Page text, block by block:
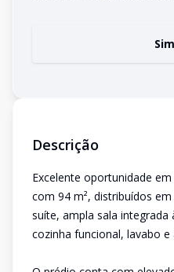
Descrição
Excelente oportunidade
com 94 m², distribuídos
suíte, ampla sala integrada
cozinha funcional, lavabo e